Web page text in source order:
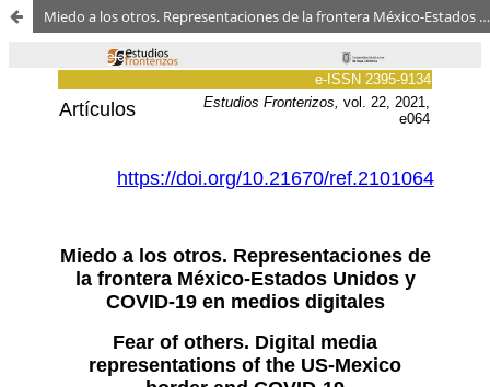
Miedo a los otros. Representaciones de la frontera México-Estados Unidos y COVID-19 en medios digitales